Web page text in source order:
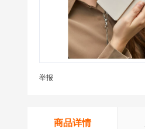
举报
商品详情